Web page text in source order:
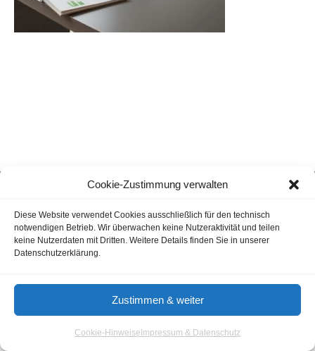
Cookie-Zustimmung verwalten
Diese Website verwendet Cookies ausschließlich für den technisch
notwendigen Betrieb. Wir überwachen keine Nutzeraktivität und teilen
keine Nutzerdaten mit Dritten. Weitere Details finden Sie in unserer
Datenschutzerklärung.
Zustimmen & weiter
Cookie-Hinweise Impressum & Datenschutz
Gastautoren / Gastartikel
Agenturverzeichnis
Cookie-Hinweis
Nutzungsbedingungen
Impressum & Datenschutz